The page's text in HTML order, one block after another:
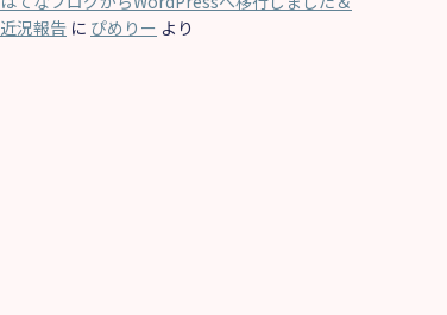
近況報告 に ぴめりー より